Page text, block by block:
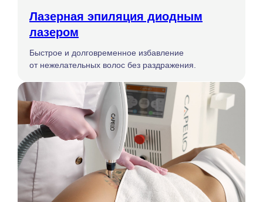
Лазерная эпиляция диодным
лазером
Быстрое и долговременное избавление
от нежелательных волос без раздражения.